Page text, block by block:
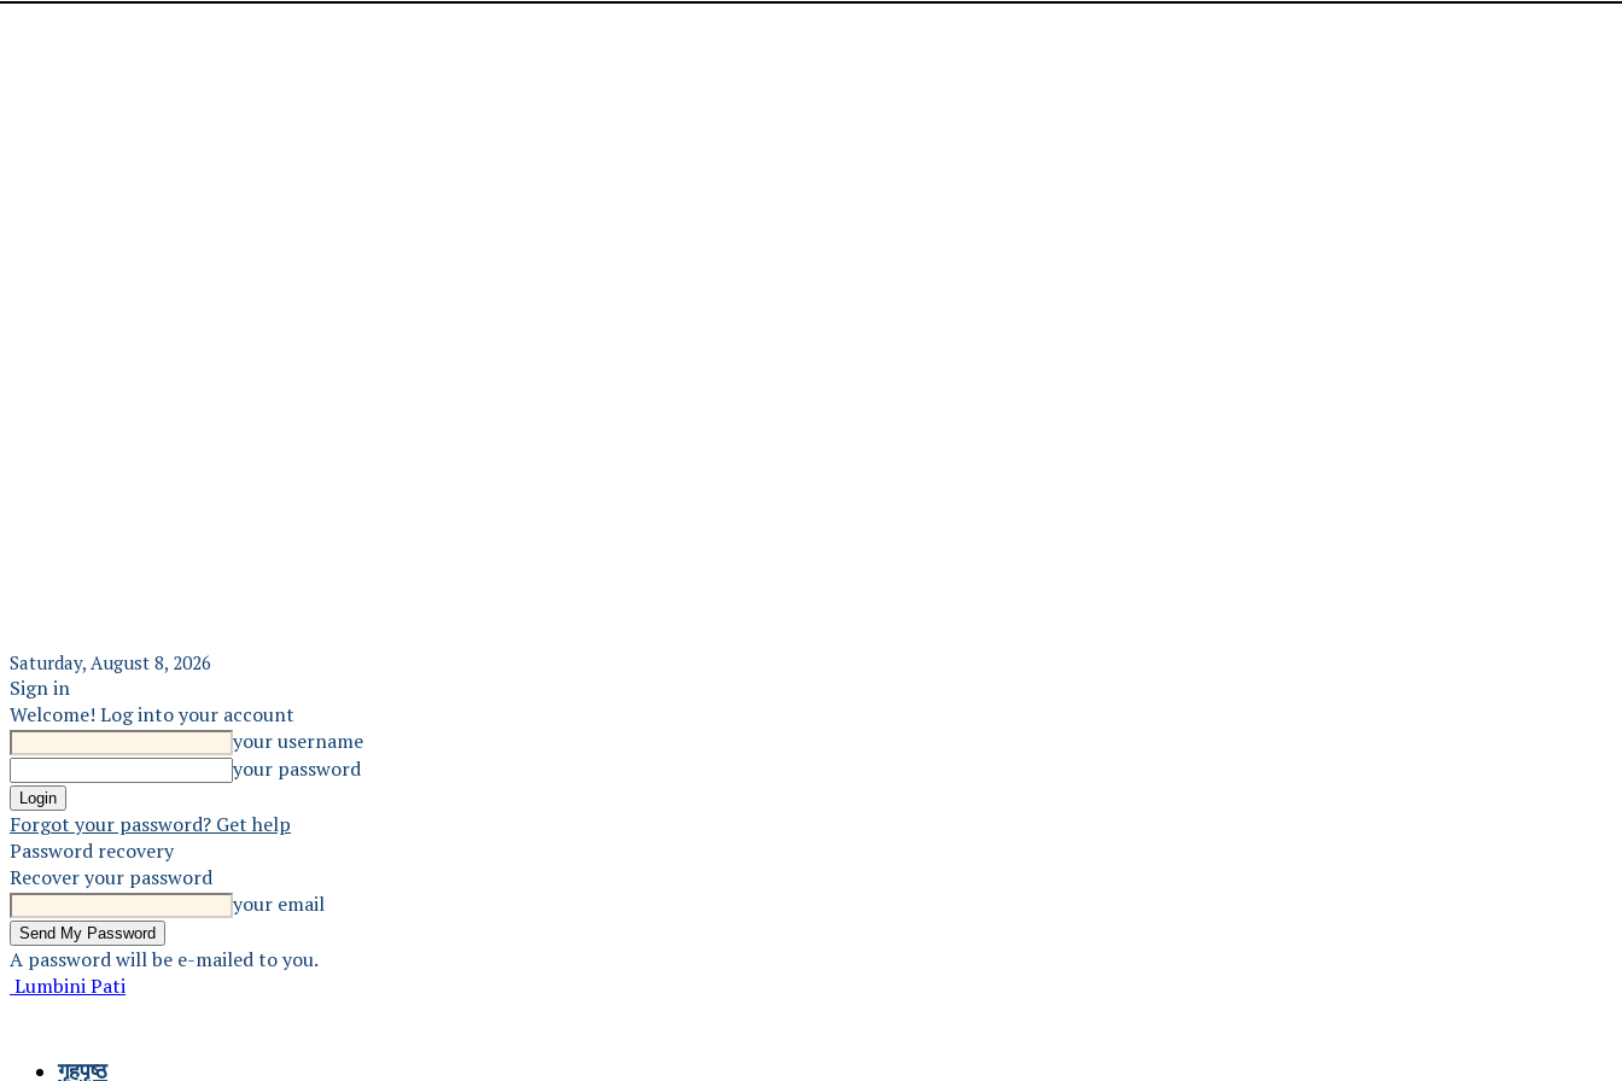
Saturday, August 8, 2026
Sign in
Welcome! Log into your account
your username
your password
Forgot your password? Get help
Password recovery
Recover your password
your email
A password will be e-mailed to you.
Lumbini Pati
गृहपृष्ठ